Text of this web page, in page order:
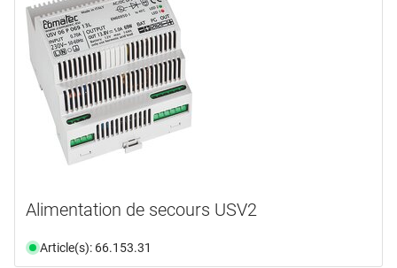
Alimentation de secours USV2
Article(s): 66.153.31